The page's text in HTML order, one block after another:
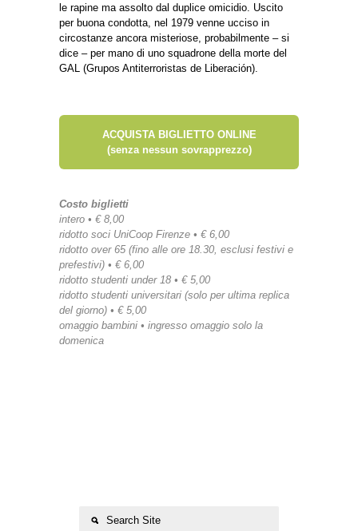
le rapine ma assolto dal duplice omicidio. Uscito
per buona condotta, nel 1979 venne ucciso in
circostanze ancora misteriose, probabilmente – si
dice – per mano di uno squadrone della morte del
GAL (Grupos Antiterroristas de Liberación).
ACQUISTA BIGLIETTO ONLINE
(senza nessun sovrapprezzo)
Costo biglietti
intero • € 8,00
ridotto soci UniCoop Firenze • € 6,00
ridotto over 65 (fino alle ore 18.30, esclusi festivi e
prefestivi) • € 6,00
ridotto studenti under 18 • € 5,00
ridotto studenti universitari (solo per ultima replica
del giorno) • € 5,00
omaggio bambini • ingresso omaggio solo la
domenica